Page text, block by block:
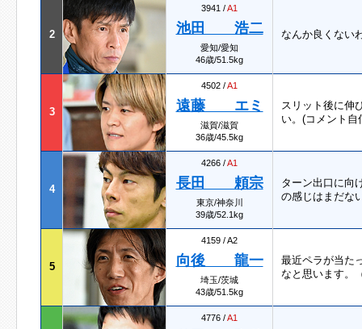
2
3941 /A1
池田 浩二
愛知/愛知
46歳/51.5kg
なんか良くない
3
4502 /A1
遠藤 エミ
滋賀/滋賀
36歳/45.5kg
スリット後に伸
い。(コメント
4
4266 /A1
長田 頼宗
東京/神奈川
39歳/52.1kg
ターン出口に向
の感じはまだ
5
4159 / A2
向後 龍一
埼玉/茨城
43歳/51.5kg
最近ペラが当た
なと思います
4776 /A1